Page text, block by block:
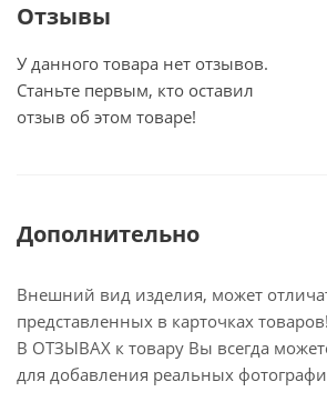
Отзывы
У данного товара нет отзывов.
Станьте первым, кто оставил
отзыв об этом товаре!
Дополнительно
Внешний вид изделия, может
представленных в карточках товаров!
В ОТЗЫВАХ к товару Вы всегда
для добавления реальных